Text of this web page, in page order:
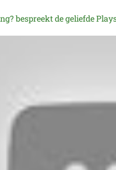
bespreekt de geliefde